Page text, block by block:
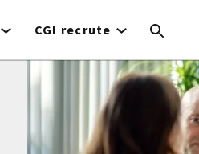
CGI recrute